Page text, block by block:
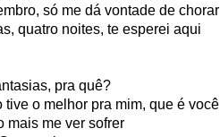
só me dá vontade de chorar
quatro noites, te esperei aqui
pra quê?
tive o melhor pra mim, que é você
mais me ver sofrer